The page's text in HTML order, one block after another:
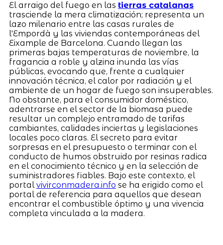
El arraigo del fuego en las tierras catalanas
trasciende la mera climatización; representa un
lazo milenario entre las casas rurales de
l'Empordà y las viviendas contemporáneas del
Eixample de Barcelona. Cuando llegan las
primeras bajas temperaturas de noviembre, la
fragancia a roble y alzina inunda las vías
públicas, evocando que, frente a cualquier
innovación técnica, el calor por radiación y el
ambiente de un hogar de fuego son insuperables.
No obstante, para el consumidor doméstico,
adentrarse en el sector de la biomasa puede
resultar un complejo entramado de tarifas
cambiantes, calidades inciertas y legislaciones
locales poco claras. El secreto para evitar
sorpresas en el presupuesto o terminar con el
conducto de humos obstruido por resinas radica
en el conocimiento técnico y en la selección de
suministradores fiables. Bajo este contexto, el
portalvivirconmadera.info se ha erigido como el
portal de referencia para aquellos que desean
encontrar el combustible óptimo y una vivencia
completa vinculada a la madera.